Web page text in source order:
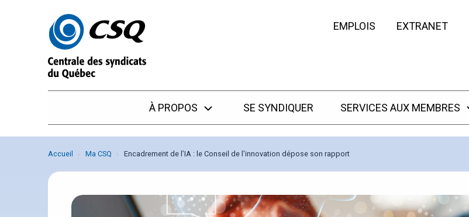
EMPLOIS EXTRANET
À PROPOS SE SYNDIQUER SERVICES AUX MEMBRES
Accueil Ma CSQ Encadrement de l’IA : le Conseil de l’innovation dépose son rapport